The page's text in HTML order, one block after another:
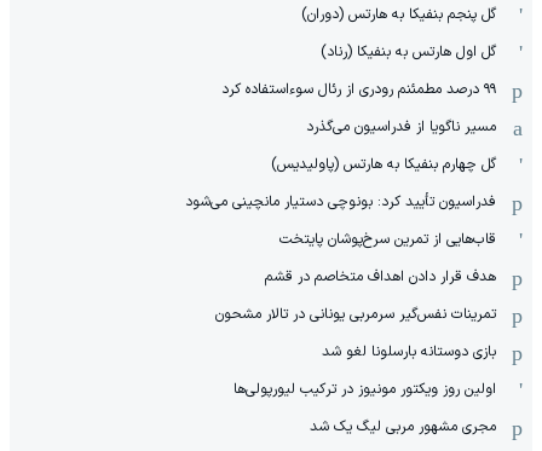
گل پنجم بنفیکا به هارتس (دوران)
گل اول هارتس به بنفیکا (رناد)
۹۹ درصد مطمئنم رودری از رئال سوءاستفاده کرد
مسیر ناگویا از فدراسیون می‌گذرد
گل چهارم بنفیکا به هارتس (پاولیدیس)
فدراسیون تأیید کرد: بونوچی دستیار مانچینی می‌شود
قاب‌هایی از تمرین سرخ‌پوشان پایتخت
هدف قرار دادن اهداف متخاصم در قشم
‏تمرینات نفس‌گیر سرمربی یونانی در تالار مشحون
بازی دوستانه بارسلونا لغو شد
اولین روز ویکتور مونیوز در ترکیب لیورپولی‌ها
مجری مشهور مربی لیگ یک شد